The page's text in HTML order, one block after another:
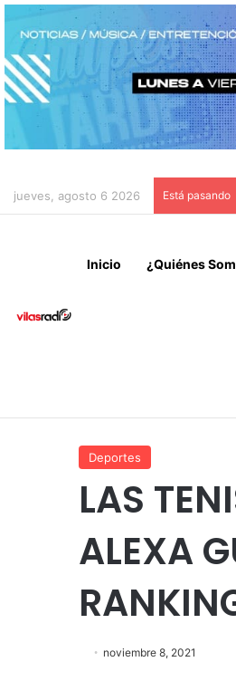
jueves, agosto 6 2026 Está pasando
Inicio ¿Quiénes
Deportes
LAS
ALEXA
noviembre 8, 2021